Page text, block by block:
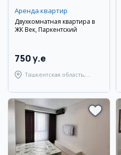
Аренда квартир
Двухкомнатная квартира в
ЖК Век, Паркентский
750 y.e
Ташкентская область,